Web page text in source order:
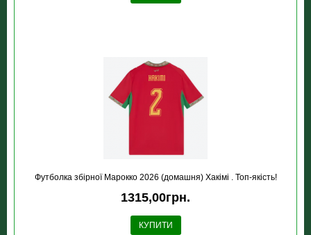
Футболка збірної Марокко 2026 (домашня) Хакімі . Топ-якість!
1315,00грн.
КУПИТИ